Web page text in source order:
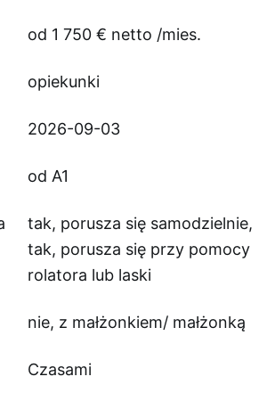
od 1 750 € netto /mies.
opiekunki
2026-09-03
od A1
tak, porusza się samodzielnie,
tak, porusza się przy pomocy
rolatora lub laski
nie, z małżonkiem/ małżonką
Czasami